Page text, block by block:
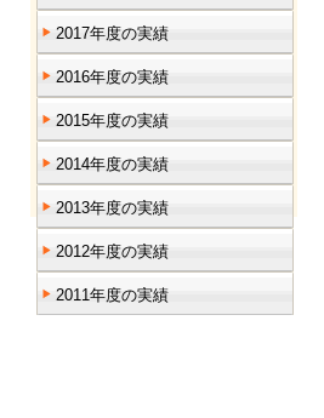
2017年度の実績
2016年度の実績
2015年度の実績
2014年度の実績
2013年度の実績
2012年度の実績
2011年度の実績